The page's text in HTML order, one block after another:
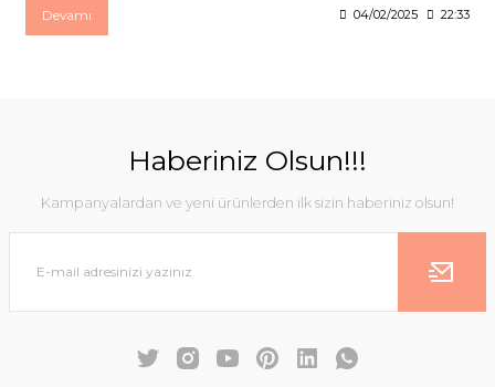
Devamı 04/02/2025 22:33
Haberiniz Olsun!!!
Kampanyalardan ve yeni ürünlerden ilk sizin haberiniz olsun!